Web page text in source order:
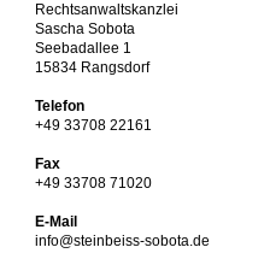
Rechtsanwaltskanzlei
Sascha Sobota
Seebadallee 1
15834 Rangsdorf
Telefon
+49 33708 22161
Fax
+49 33708 71020
E-Mail
info@steinbeiss-sobota.de